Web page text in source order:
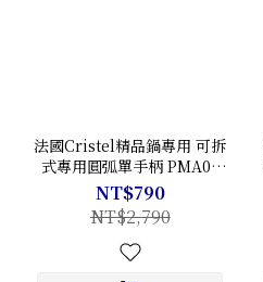
法國Cristel精品鍋專用 可拆
式專用圓弧單手柄 PMA02
[多色可選]
NT$790
NT$2,790